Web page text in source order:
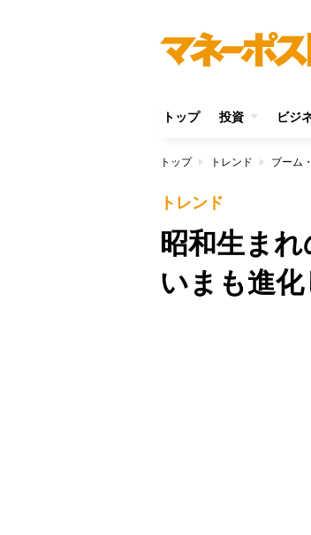
トップ 投資 ビジ
トップ トレンド ブーム
トレンド
昭和生ま
いまも進